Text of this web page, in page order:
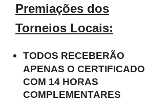
Premiações dos
Torneios Locais:
TODOS RECEBERÃO
APENAS O CERTIFICADO
COM 14 HORAS
COMPLEMENTARES